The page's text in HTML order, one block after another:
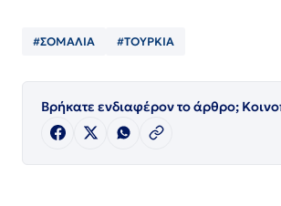
#ΣΟΜΑΛΙΑ #ΤΟΥΡΚΙΑ
Βρήκατε ενδιαφέρον το άρθρο;